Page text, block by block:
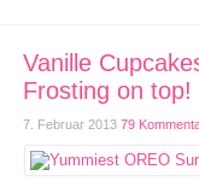
Vanille
Frosting on top!
7. Februar 2013 79